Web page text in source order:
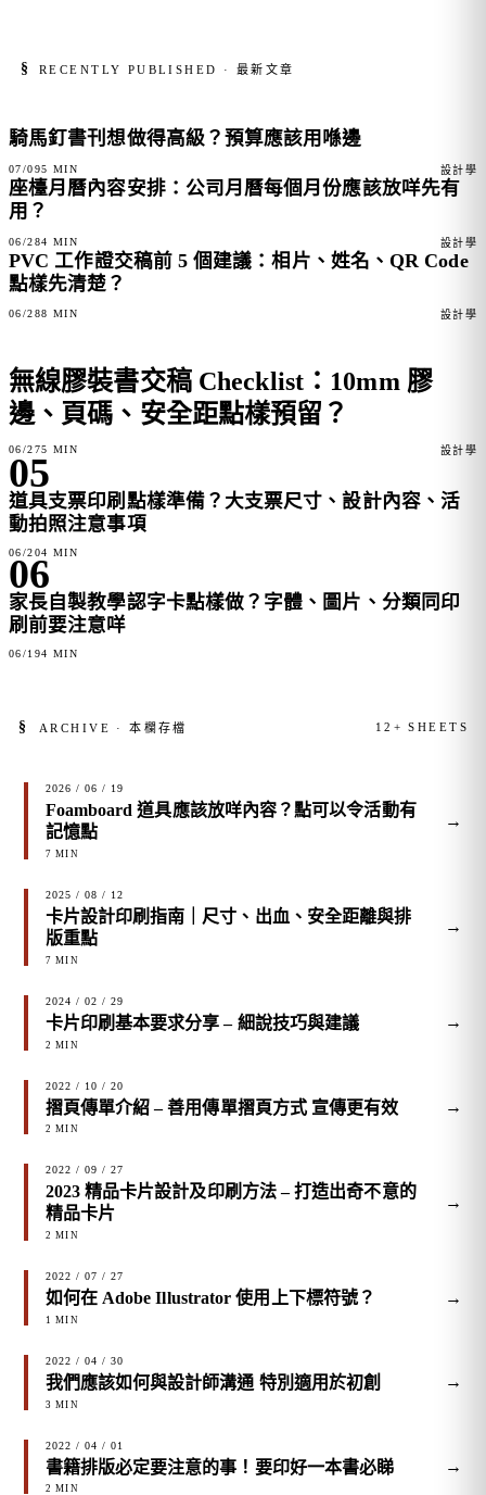
§ RECENTLY PUBLISHED · 最新文章
FIG. 01
騎馬釘書刊想做得高級？預算應該用喺邊
07/095 MIN 設計學
FIG. 02
座檯月曆內容安排：公司月曆每個月份應該放咩先有
用？
06/284 MIN 設計學
FIG. 03
PVC 工作證交稿前 5 個建議：相片、姓名、QR Code
點樣先清楚？
06/288 MIN 設計學
FEATURE 04
無線膠裝書交稿 Checklist：10mm 膠
邊、頁碼、安全距點樣預留？
06/275 MIN 設計學
05
道具支票印刷點樣準備？大支票尺寸、設計內容、活
動拍照注意事項
06/204 MIN
06
家長自製教學認字卡點樣做？字體、圖片、分類同印
刷前要注意咩
06/194 MIN
§ ARCHIVE · 本欄存檔 12+ SHEETS
2026 / 06 / 19
Foamboard 道具應該放咩內容？點可以令活動有
記憶點
7 MIN
→
2025 / 08 / 12
卡片設計印刷指南｜尺寸、出血、安全距離與排
版重點
7 MIN
→
2024 / 02 / 29
卡片印刷基本要求分享 – 細說技巧與建議
2 MIN
→
2022 / 10 / 20
摺頁傳單介紹 – 善用傳單摺頁方式 宣傳更有效
2 MIN
→
2022 / 09 / 27
2023 精品卡片設計及印刷方法 – 打造出奇不意的
精品卡片
2 MIN
→
2022 / 07 / 27
如何在 Adobe Illustrator 使用上下標符號？
1 MIN
→
2022 / 04 / 30
我們應該如何與設計師溝通 特別適用於初創
3 MIN
→
2022 / 04 / 01
書籍排版必定要注意的事！要印好一本書必睇
2 MIN
→